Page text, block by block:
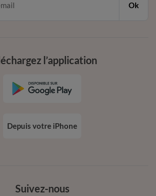
Ok
Suivez-nous
l’application
Depuis votre iPhone